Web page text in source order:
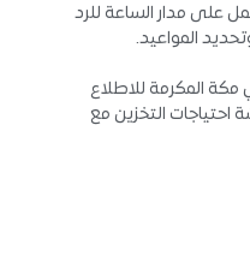
على مدار الساعة للرد
المواعيد.
مكة المكرمة للاطلاع
التخزين مع